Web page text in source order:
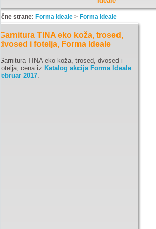
strane: Forma Ideale> Forma Ideale
TINA eko koža, trosed,
i fotelja, Forma Ideale
TINA eko koža, trosed, dvosed i
cena iz Katalog akcija Forma Ideale
2017.